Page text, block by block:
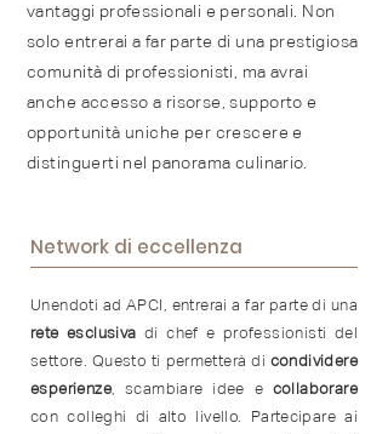
vantaggi professionali e personali. Non
solo entrerai a far parte di una prestigiosa
comunità di professionisti, ma avrai
anche accesso a risorse, supporto e
opportunità uniche per crescere e
distinguerti nel panorama culinario.
Network di eccellenza
Unendoti ad APCI, entrerai a far parte di una
rete esclusiva di chef e professionisti del
settore. Questo ti permetterà di condividere
esperienze, scambiare idee e collaborare
con colleghi di alto livello. Partecipare ai